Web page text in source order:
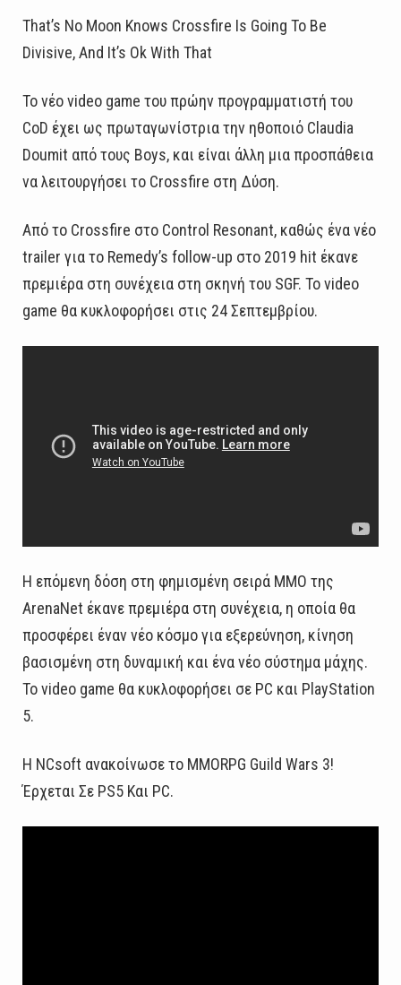
That’s No Moon Knows Crossfire Is Going To Be
Divisive, And It’s Ok With That
Το νέο video game του πρώην προγραμματιστή του
CoD έχει ως πρωταγωνίστρια την ηθοποιό Claudia
Doumit από τους Boys, και είναι άλλη μια προσπάθεια
να λειτουργήσει το Crossfire στη Δύση.
Από το Crossfire στο Control Resonant, καθώς ένα νέο
trailer για το Remedy’s follow-up στο 2019 hit έκανε
πρεμιέρα στη συνέχεια στη σκηνή του SGF. Το video
game θα κυκλοφορήσει στις 24 Σεπτεμβρίου.
Η επόμενη δόση στη φημισμένη σειρά MMO της
ArenaNet έκανε πρεμιέρα στη συνέχεια, η οποία θα
προσφέρει έναν νέο κόσμο για εξερεύνηση, κίνηση
βασισμένη στη δυναμική και ένα νέο σύστημα μάχης.
Το video game θα κυκλοφορήσει σε PC και PlayStation
5.
Η NCsoft ανακοίνωσε το MMORPG Guild Wars 3!
Έρχεται Σε PS5 Και PC.